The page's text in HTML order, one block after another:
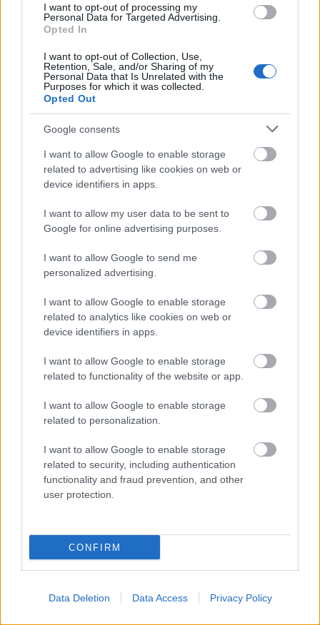
I want to opt-out of processing my
Personal Data for Targeted Advertising.
Opted In
I want to opt-out of Collection, Use,
Retention, Sale, and/or Sharing of my
Personal Data that Is Unrelated with the
Purposes for which it was collected.
Opted Out
Google consents
I want to allow Google to enable storage
related to advertising like cookies on web or
device identifiers in apps.
I want to allow my user data to be sent to
Google for online advertising purposes.
I want to allow Google to send me
personalized advertising.
I want to allow Google to enable storage
related to analytics like cookies on web or
device identifiers in apps.
I want to allow Google to enable storage
related to functionality of the website or app.
I want to allow Google to enable storage
related to personalization.
I want to allow Google to enable storage
related to security, including authentication
functionality and fraud prevention, and other
user protection.
CONFIRM
Data Deletion Data Access Privacy Policy
Rendszerezd a fűszereket!
közép mezőnybe kerülnének egy nemzetközi
versenyen, de azért a legtöbb háztartásban, így is
bőven vannak kinyitott fűszeres tasakok a
. Itt egy hihetetlenül egyszerű
trükk, amit ha meglátsz, csak annyit fogsz kérdezni,
hogy miért nem nekem jutott ez eszembe. :) Olyan
fekete kis pöcköt a papírboltban kapsz rajzcsipesz
vagy Blinder csipesz néven. ;)